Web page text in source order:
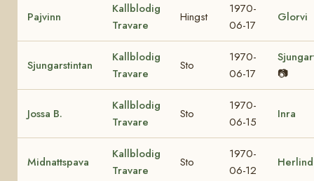
Pajvinn
Kallblodig
Travare
Hingst
1970-
06-17
Glorvi
Sjungarstintan
Kallblodig
Travare
Sto
1970-
06-17
📷
Jossa B.
Kallblodig
Travare
Sto
1970-
06-15
Inra
Midnattspava
Kallblodig
Travare
Sto
1970-
06-12